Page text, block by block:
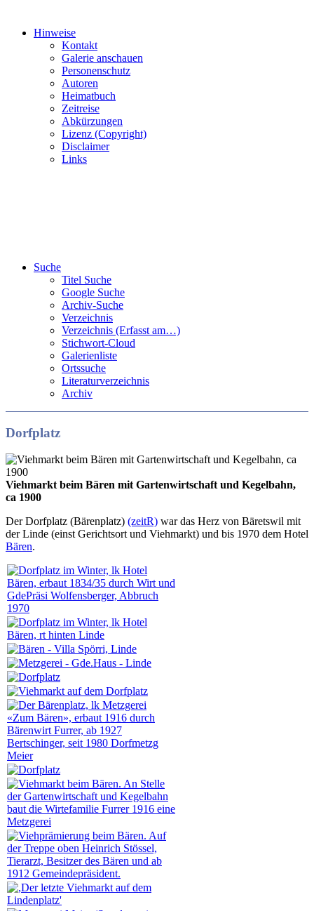
Hinweise
Kontakt
Galerie anschauen
Personenschutz
Autoren
Heimatbuch
Zeitreise
Abkürzungen
Lizenz (Copyright)
Disclaimer
Links
Suche
Titel Suche
Google Suche
Archiv-Suche
Verzeichnis
Verzeichnis (Erfasst am…)
Stichwort-Cloud
Galerienliste
Ortssuche
Literaturverzeichnis
Archiv
Dorfplatz
Viehmarkt beim Bären mit Gartenwirtschaft und Kegelbahn,
ca 1900
Der Dorfplatz (Bärenplatz) (zeitR) war das Herz von Bäretswil mit
der Linde (einst Gerichtsort und Viehmarkt) und bis 1970 dem Hotel
Bären.